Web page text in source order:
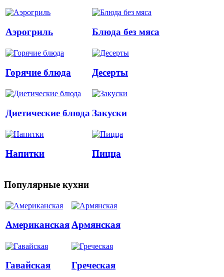
Аэрогриль Блюда без мяса
Горячие блюда Десерты
Диетические блюда Закуски
Напитки Пицца
Популярные кухни
АмериканскаяАрмянская
Гавайская Греческая